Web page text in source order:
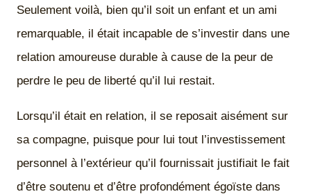
Seulement voilà, bien qu’il soit un enfant et un ami
remarquable, il était incapable de s’investir dans une
relation amoureuse durable à cause de la peur de
perdre le peu de liberté qu’il lui restait.
Lorsqu’il était en relation, il se reposait aisément sur
sa compagne, puisque pour lui tout l’investissement
personnel à l’extérieur qu’il fournissait justifiait le fait
d’être soutenu et d’être profondément égoïste dans